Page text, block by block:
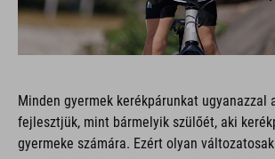
Minden gyermek kerékpárunkat ugyanazzal
fejlesztjük, mint bármelyik szülőét, aki
gyermeke számára. Ezért olyan